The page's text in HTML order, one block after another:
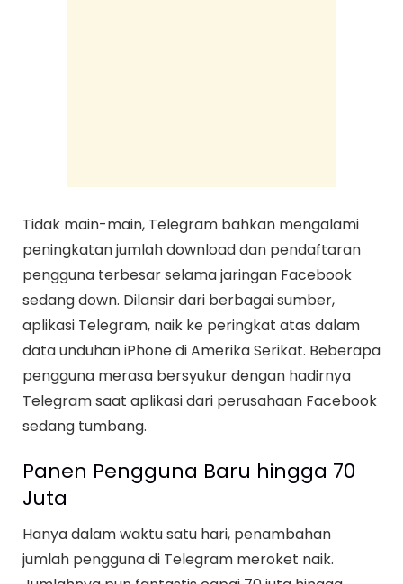
Tidak main-main, Telegram bahkan mengalami
peningkatan jumlah download dan pendaftaran
pengguna terbesar selama jaringan Facebook
sedang down. Dilansir dari berbagai sumber,
aplikasi Telegram, naik ke peringkat atas dalam
data unduhan iPhone di Amerika Serikat. Beberapa
pengguna merasa bersyukur dengan hadirnya
Telegram saat aplikasi dari perusahaan Facebook
sedang tumbang.
Panen Pengguna Baru hingga 70
Juta
Hanya dalam waktu satu hari, penambahan
jumlah pengguna di Telegram meroket naik.